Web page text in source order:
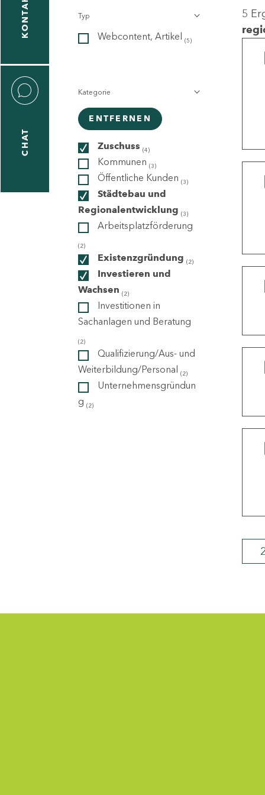
KONTAKT
CHAT
Typ
Webcontent, Artikel (5)
Kategorie
ENTFERNEN
Zuschuss (4)
Kommunen (3)
Öffentliche Kunden (3)
Städtebau und
Regionalentwicklung (3)
Arbeitsplatzförderung
(2)
Existenzgründung (2)
Investieren und
Wachsen (2)
Investitionen in
Sachanlagen und Beratung
(2)
Qualifizierung/Aus- und
Weiterbildung/Personal (2)
Unternehmensgründun
g (2)
5